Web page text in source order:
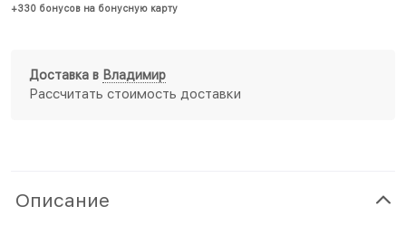
+330 бонусов на бонусную карту
Доставка в Владимир
Рассчитать стоимость доставки
Описание